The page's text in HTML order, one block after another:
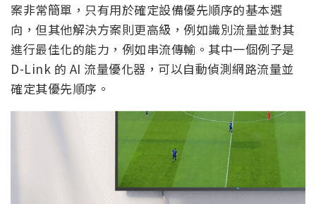
案非常簡單，只有用於確定設備優先順序的基本選
向，但其他解決方案則更高級，例如識別流量並對其
進行最佳化的能力，例如串流傳輸。其中一個例子是
D-Link 的 AI 流量優化器，可以自動偵測網路流量並
確定其優先順序。